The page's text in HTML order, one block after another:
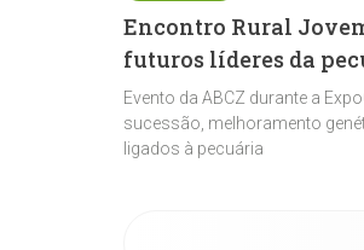
Encontro Rural
futuros líderes da
Evento da ABCZ durante a
sucessão, melhoramento
ligados à pecuária